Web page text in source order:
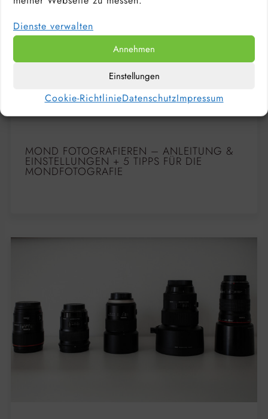
Dienste verwalten
Annehmen
Einstellungen
Cookie-RichtlinieDatenschutzImpressum
MOND FOTOGRAFIEREN – ANLEITUNG &
EINSTELLUNGEN + 5 TIPPS FÜR DIE
MONDFOTOGRAFIE